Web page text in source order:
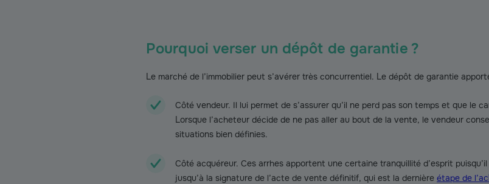
Pourquoi verser un dépôt de garantie ?
Le marché de l’immobilier peut s’avérer très concurrentiel. Le dépôt de garantie
Côté vendeur. Il lui permet de s’assurer qu’il ne perd pas son temps et que le
Lorsque l’acheteur décide de ne pas aller au bout de la vente, le vendeur
situations bien définies.
Côté acquéreur. Ces arrhes apportent une certaine tranquillité d’esprit puisqu’il
jusqu’à la signature de l’acte de vente définitif, qui est la dernière étape de